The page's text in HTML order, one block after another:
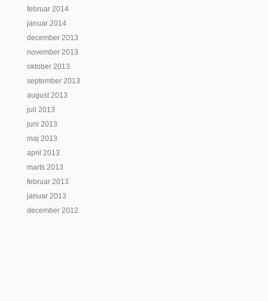
februar 2014
januar 2014
december 2013
november 2013
oktober 2013
september 2013
august 2013
juli 2013
juni 2013
maj 2013
april 2013
marts 2013
februar 2013
januar 2013
december 2012